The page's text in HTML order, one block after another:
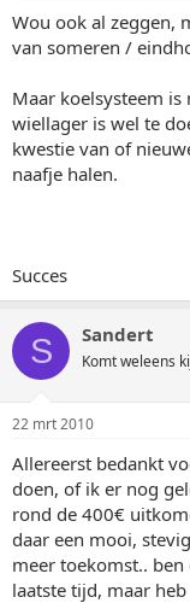
Wou ook al zeggen,
van someren /
Maar koelsysteem
wiellager is wel te
kwestie van of
naafje halen.
Succes
S Sandert
Komt weleens
22 mrt 2010
Allereerst bedankt
doen, of ik er nog
rond de 400€
daar een mooi,
meer toekomst..
laatste tijd, maar